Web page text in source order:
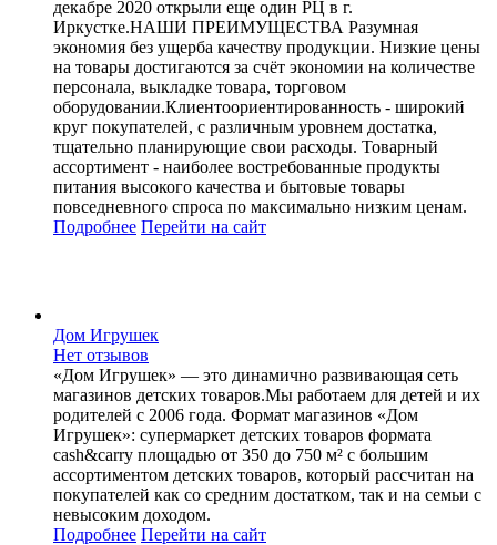
декабре 2020 открыли еще один РЦ в г.
Иркустке.НАШИ ПРЕИМУЩЕСТВА Разумная
экономия без ущерба качеству продукции. Низкие цены
на товары достигаются за счёт экономии на количестве
персонала, выкладке товара, торговом
оборудовании.Клиентоориентированность - широкий
круг покупателей, с различным уровнем достатка,
тщательно планирующие свои расходы. Товарный
ассортимент - наиболее востребованные продукты
питания высокого качества и бытовые товары
повседневного спроса по максимально низким ценам.
Подробнее Перейти на сайт
Дом Игрушек
Нет отзывов
«Дом Игрушек» — это динамично развивающая сеть
магазинов детских товаров.Мы работаем для детей и их
родителей с 2006 года. Формат магазинов «Дом
Игрушек»: супермаркет детских товаров формата
cash&carry площадью от 350 до 750 м² с большим
ассортиментом детских товаров, который рассчитан на
покупателей как со средним достатком, так и на семьи с
невысоким доходом.
Подробнее Перейти на сайт